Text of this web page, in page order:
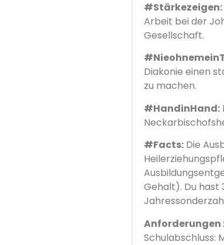
#Stärkezeigen:
Arbeit bei der
Gesellschaft.
Diakonie einen
zu machen.
#HandinHand:
#Facts:Die
Gehalt). Du hast
Anforderungen
Schulabschluss: